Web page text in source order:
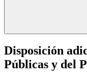
Disposición
Públicas y del